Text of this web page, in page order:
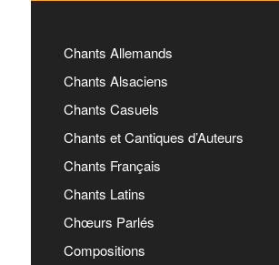
Chants Allemands
Chants Alsaciens
Chants Casuels
Chants et Cantiques d’Auteurs
Chants Français
Chants Latins
Chœurs Parlés
Compositions